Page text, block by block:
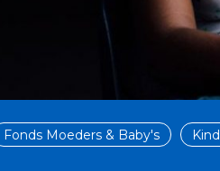
Fonds Moeders & Baby's